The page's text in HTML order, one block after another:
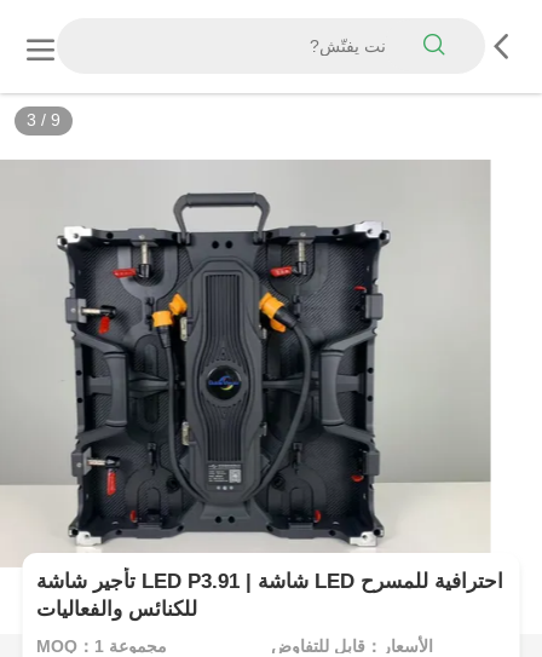
3 / 9
تأجير شاشة LED P3.91 | شاشة LED احترافية للمسرح
للكنائس والفعاليات
MOQ：1 مجموعة الأسعار：قابل للتفاوض